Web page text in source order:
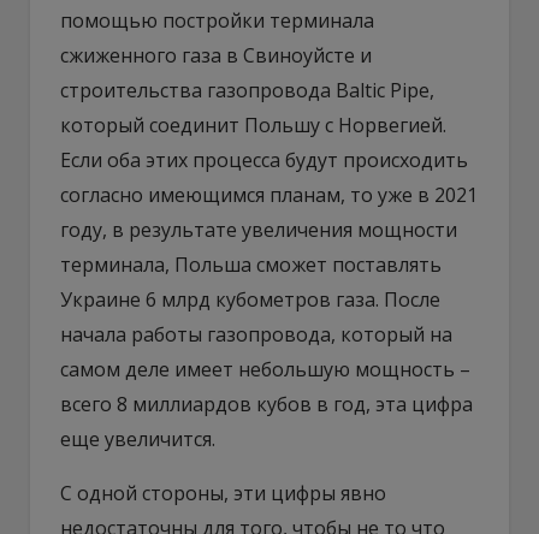
помощью постройки терминала
сжиженного газа в Свиноуйсте и
строительства газопровода Baltic Pipe,
который соединит Польшу с Норвегией.
Если оба этих процесса будут происходить
согласно имеющимся планам, то уже в 2021
году, в результате увеличения мощности
терминала, Польша сможет поставлять
Украине 6 млрд кубометров газа. После
начала работы газопровода, который на
самом деле имеет небольшую мощность –
всего 8 миллиардов кубов в год, эта цифра
еще увеличится.
С одной стороны, эти цифры явно
недостаточны для того, чтобы не то что